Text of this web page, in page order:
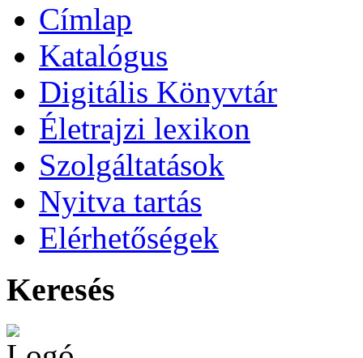
Címlap
Katalógus
Digitális Könyvtár
Életrajzi lexikon
Szolgáltatások
Nyitva tartás
Elérhetőségek
Keresés